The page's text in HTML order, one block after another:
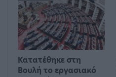
Κατατέθηκε στη
Βουλή το εργασιακό